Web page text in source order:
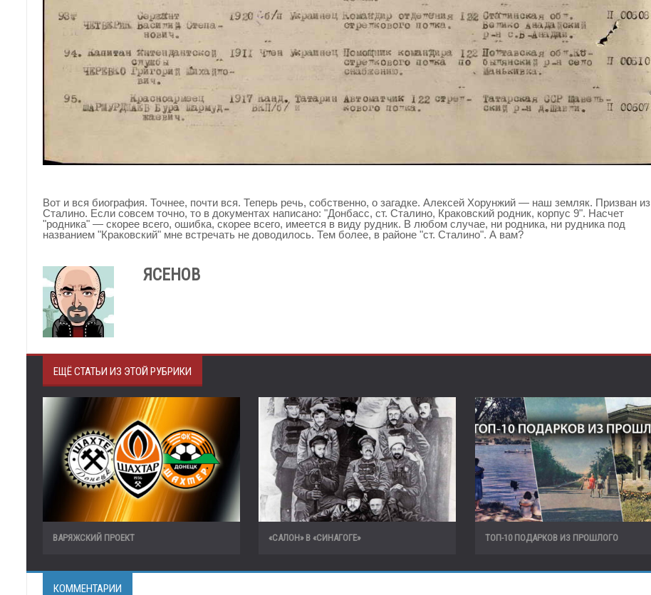
Вот и вся биография. Точнее, почти вся. Теперь речь, собственно, о загадке. Алексей Хорунжий — наш земляк. Призван из
Сталино. Если совсем точно, то в документах написано: "Донбасс, ст. Сталино, Краковский родник, корпус 9". Насчет
"родника" — скорее всего, ошибка, скорее всего, имеется в виду рудник. В любом случае, ни родника, ни рудника под
названием "Краковский" мне встречать не доводилось. Тем более, в районе "ст. Сталино". А вам?
ЯСЕНОВ
ЕЩЁ СТАТЬИ ИЗ ЭТОЙ РУБРИКИ
ВАРЯЖСКИЙ ПРОЕКТ «САЛОН» В «СИНАГОГЕ» ТОП-10 ПОДАРКОВ ИЗ ПРОШЛОГО
КОММЕНТАРИИ